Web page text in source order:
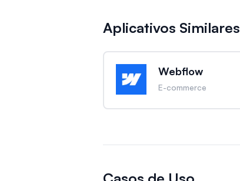
Aplicativos Similares
Webflow
E-commerce